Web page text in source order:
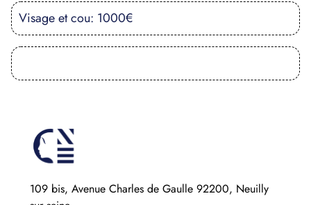
Visage et cou: 1000€
109 bis, Avenue Charles de Gaulle 92200, Neuilly